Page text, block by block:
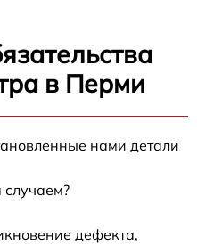
в Перми
нами детали
случаем?
дефекта,